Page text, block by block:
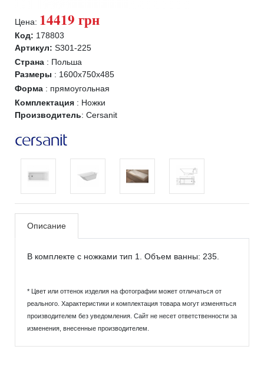
Цена: 14419 грн
Код: 178803
Артикул: S301-225
Страна : Польша
Размеры : 1600x750x485
Форма : прямоугольная
Комплектация : Ножки
Производитель: Cersanit
Описание
В комплекте с ножками тип 1. Объем ванны: 235.
* Цвет или оттенок изделия на фотографии может отличаться от
реального. Характеристики и комплектация товара могут изменяться
производителем без уведомления. Сайт не несет ответственности за
изменения, внесенные производителем.